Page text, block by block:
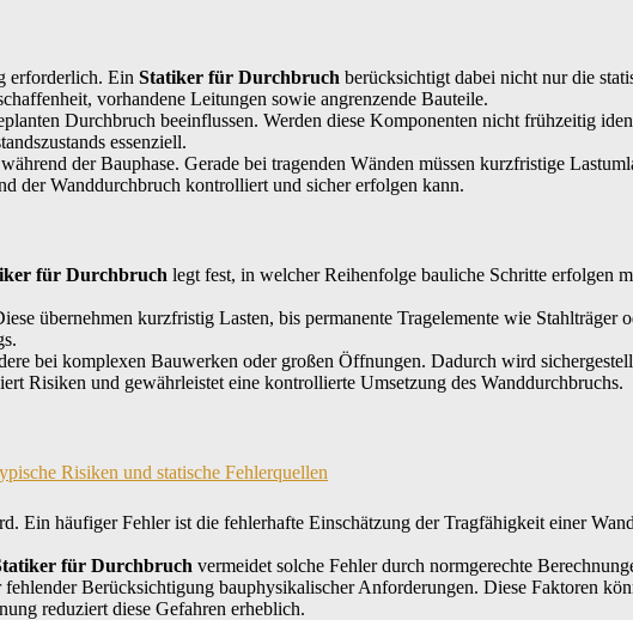
erforderlich. Ein Statiker für Durchbruch berücksichtigt dabei nicht nur die
vorhandene Leitungen sowie angrenzende Bauteile.
Durchbruch beeinflussen. Werden diese Komponenten nicht frühzeitig
essenziell.
der Bauphase. Gerade bei tragenden Wänden müssen kurzfristige
der Wanddurchbruch kontrolliert und sicher erfolgen kann.
für Durchbruch legt fest, in welcher Reihenfolge bauliche Schritte erfolgen
übernehmen kurzfristig Lasten, bis permanente Tragelemente wie Stahlträger
bei komplexen Bauwerken oder großen Öffnungen. Dadurch wird
Risiken und gewährleistet eine kontrollierte Umsetzung des Wanddurchbruchs.
Ein häufiger Fehler ist die fehlerhafte Einschätzung der Tragfähigkeit einer
für Durchbruch vermeidet solche Fehler durch normgerechte
Berücksichtigung bauphysikalischer Anforderungen. Diese Faktoren
reduziert diese Gefahren erheblich.